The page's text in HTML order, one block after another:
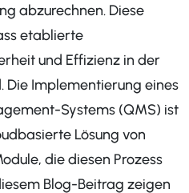
abzurechnen. Diese
etablierte
und Effizienz in der
Die Implementierung eines
Systems (QMS) ist
Lösung von
die diesen Prozess
Blog-Beitrag zeigen